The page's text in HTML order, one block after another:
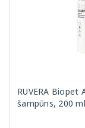
RUVERA Biopet
šampūns, 200 ml